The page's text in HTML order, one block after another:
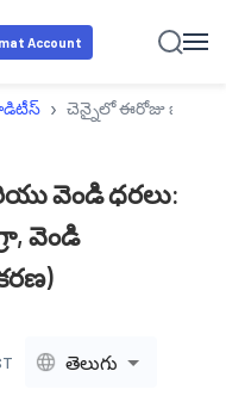
Account
› చెన్నైలో ఈరోజు బంగారం
వెండి ధరలు:
వెండి
తెలుగు